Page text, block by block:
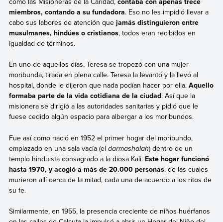
miembros, contando a su fundadora. Eso no les impidió llevar a
cabo sus labores de atención quejamás distinguieron entre
musulmanes, hindúes o cristianos, todos eran recibidos en
igualdad de términos.
En uno de aquellos días, Teresa se tropezó con una mujer
moribunda, tirada en plena calle. Teresa la levantó y la llevó al
hospital, donde le dijeron que nada podían hacer por ella. Aquello
formaba parte de la vida cotidiana de la ciudad. Así que la
misionera se dirigió a las autoridades sanitarias y pidió que le
fuese cedido algún espacio para albergar a los moribundos.
Fue así como nació en 1952 el primer hogar del moribundo,
emplazado en una sala vacía (el darmashalah) dentro de un
templo hinduista consagrado a la diosa Kali. Este hogar funcionó
hasta 1970, y acogió a más de 20.000 personas, de las cuales
murieron allí cerca de la mitad, cada una de acuerdo a los ritos de
su fe.
Similarmente, en 1955, la presencia creciente de niños huérfanos